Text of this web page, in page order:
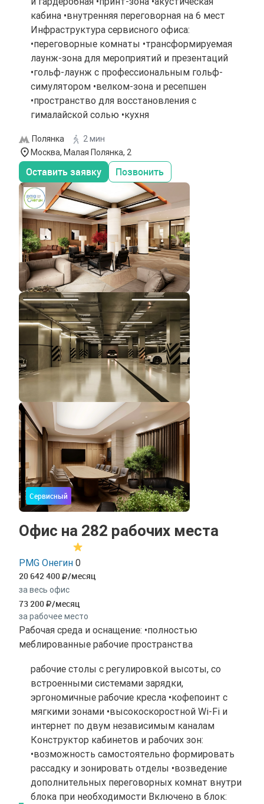
кабина •внутренняя переговорная на 6 мест
Инфраструктура сервисного офиса:
•переговорные комнаты •трансформируемая
лаунж-зона для мероприятий и презентаций
•гольф-лаунж с профессиональным гольф-
симулятором •велком-зона и ресепшен
•пространство для восстановления с
гималайской солью •кухня
Полянка
2 мин
Москва, Малая Полянка, 2
Оставить заявку Позвонить
Сервисный
Офис на 282 рабочих места
PMG Онегин 0
20 642 400 /месяц
за весь офис
73 200 /месяц
за рабочее место
Рабочая среда и оснащение: •полностью
меблированные рабочие пространства
рабочие столы с регулировкой высоты, со
встроенными системами зарядки,
эргономичные рабочие кресла •кофепоинт с
мягкими зонами •высокоскоростной Wi-Fi и
интернет по двум независимым каналам
Конструктор кабинетов и рабочих зон:
•возможность самостоятельно формировать
рассадку и зонировать отделы •возведение
дополнительных переговорных комнат внутри
блока при необходимости Включено в блок: